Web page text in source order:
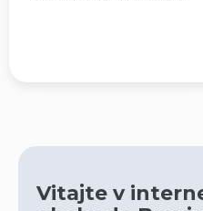
Vitajte v